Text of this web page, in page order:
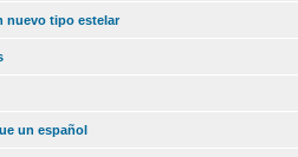
nuevo tipo estelar
un español